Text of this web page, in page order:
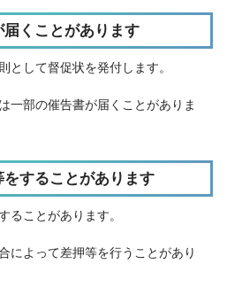
くことがあります
として督促状を発付します。
一部の催告書が届くことがありま
することがあります
ることがあります。
によって差押等を行うことがあり